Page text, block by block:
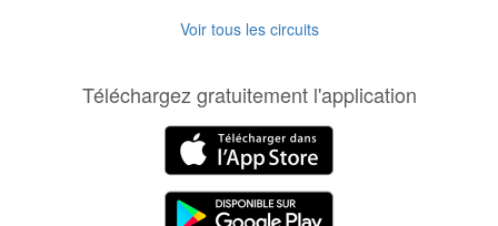
Voir tous les circuits
Téléchargez gratuitement l'application